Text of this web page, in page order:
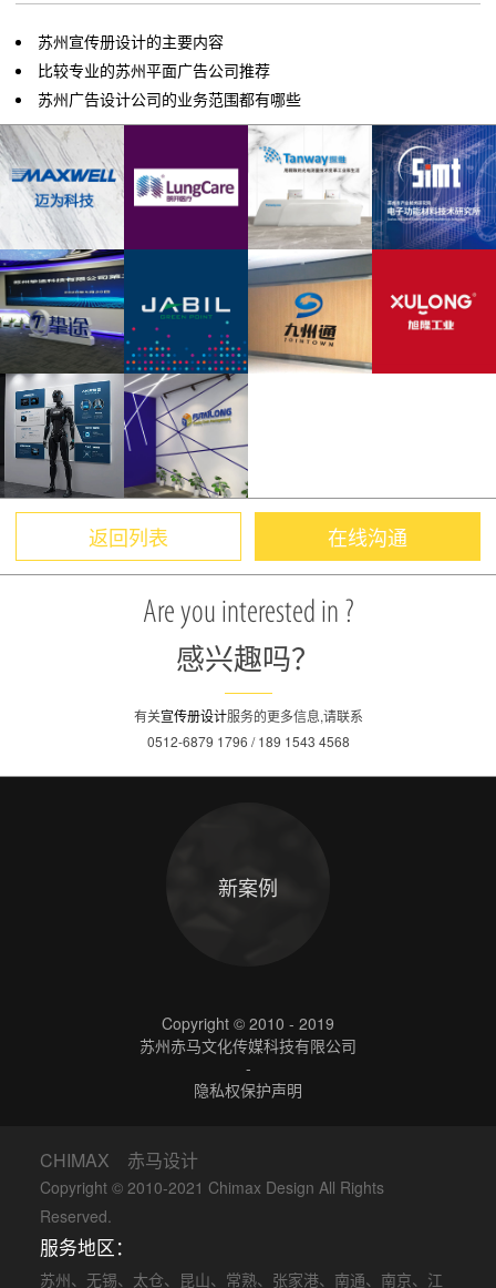
苏州宣传册设计的主要内容
比较专业的苏州平面广告公司推荐
苏州广告设计公司的业务范围都有哪些
返回列表 在线沟通
Are you interested in ?
感兴趣吗？
有关宣传册设计服务的更多信息,请联系
0512-6879 1796 / 189 1543 4568
新案例
Copyright © 2010 - 2019
苏州赤马文化传媒科技有限公司
-
隐私权保护声明
CHIMAX 赤马设计
Copyright © 2010-2021 Chimax Design All Rights
Reserved.
服务地区：
苏州、 无锡、 太仓、 昆山、 常熟、 张家港、 南通、 南京、 江